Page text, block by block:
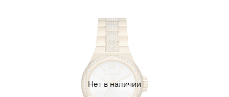
Нет в наличии